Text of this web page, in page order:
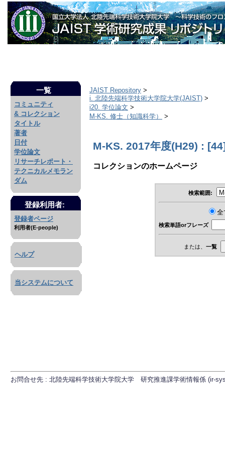
一覧
コミュニティ
& コレクション
タイトル
著者
日付
学位論文
リサーチレポート・
テクニカルメモラン
ダム
登録利用者:
登録者ページ
利用者(E-people)
ヘルプ
当システムについて
JAIST Repository >
i. 北陸先端科学技術大学院大学(JAIST) >
i20. 学位論文 >
M-KS. 修士（知識科学）
>
M-KS. 2017年度(H29) :
コレクションのホームページ
検索範囲:
検索単語orフレーズ
または、 一覧
お問合せ先 : 北陸先端科学技術大学院大学 研究推進課学術情報係 (ir-